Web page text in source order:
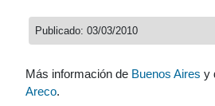
Publicado: 03/03/2010
Más información de Buenos Aires y
Areco.